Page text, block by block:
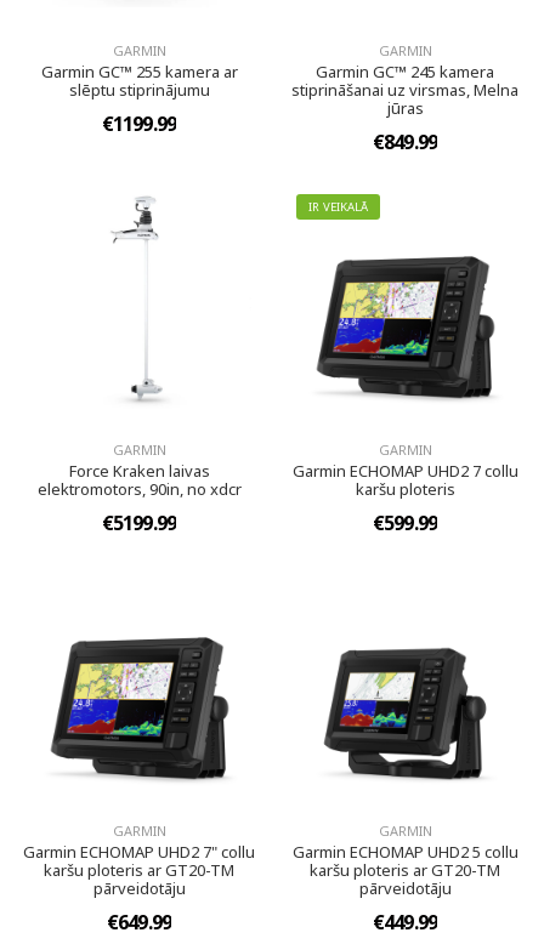
GARMIN
Garmin GC™ 255 kamera ar
slēptu stiprinājumu
€1199.99
GARMIN
Garmin GC™ 245 kamera
stiprināšanai uz virsmas, Melna
jūras
€849.99
GARMIN
Force Kraken laivas
elektromotors, 90in, no xdcr
€5199.99
IR VEIKALĀ
GARMIN
Garmin ECHOMAP UHD2 7 collu
karšu ploteris
€599.99
GARMIN
Garmin ECHOMAP UHD2 7" collu
karšu ploteris ar GT20-TM
pārveidotāju
€649.99
GARMIN
Garmin ECHOMAP UHD2 5 collu
karšu ploteris ar GT20-TM
pārveidotāju
€449.99